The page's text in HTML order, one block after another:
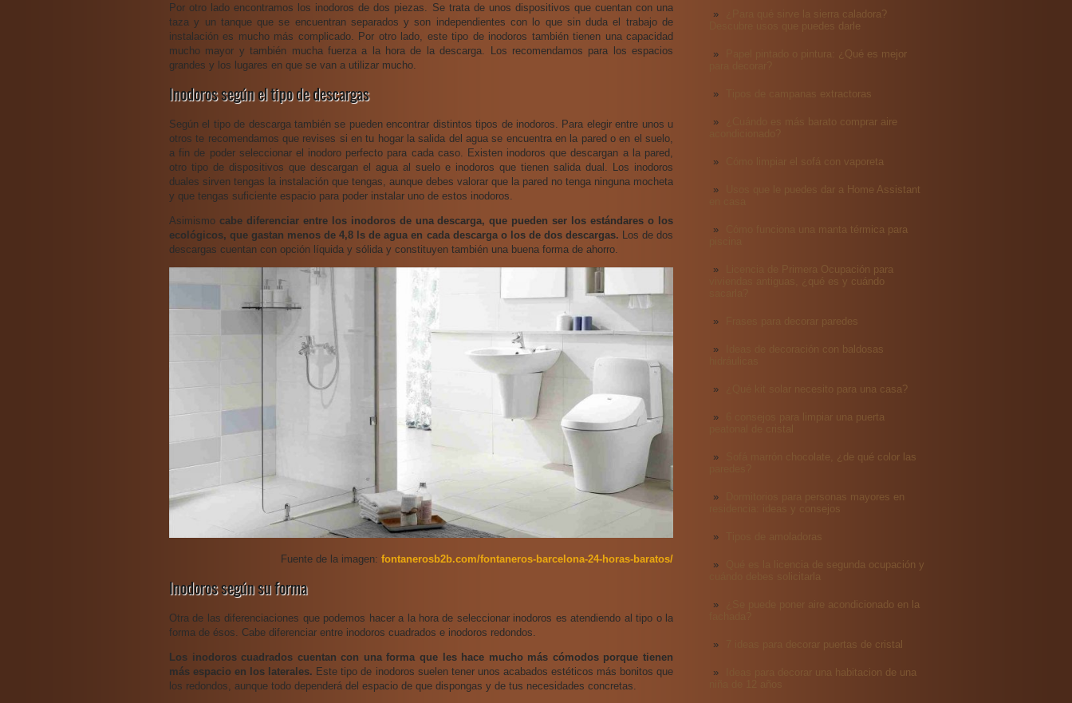
¿Para qué sirve la sierra caladora?
Descubre usos que puedes darle
Papel pintado o pintura: ¿Qué es mejor
Tipos de campanas extractoras
¿Cuándo es más barato comprar aire
Cómo limpiar el sofá con vaporeta
Usos que le puedes dar a Home Assistant
Cómo funciona una manta térmica para
Licencia de Primera Ocupación para
viviendas antiguas, ¿qué es y cuándo
Frases para decorar paredes
Ideas de decoración con baldosas
¿Qué kit solar necesito para una casa?
6 consejos para limpiar una puerta
Sofá marrón chocolate, ¿de qué color las
Dormitorios para personas mayores en
residencia: ideas y consejos
Tipos de amoladoras
Qué es la licencia de segunda ocupación y
cuándo debes solicitarla
¿Se puede poner aire acondicionado en la
7 ideas para decorar puertas de cristal
Ideas para decorar una habitacion de una
Por otro lado encontramos los inodoros de dos piezas. Se trata de unos dispositivos que cuentan con una
taza y un tanque que se encuentran separados y son independientes con lo que sin duda el trabajo de
instalación es mucho más complicado. Por otro lado, este tipo de inodoros también tienen una capacidad
mucho mayor y también mucha fuerza a la hora de la descarga. Los recomendamos para los espacios
grandes y los lugares en que se van a utilizar mucho.
Inodoros según el tipo de descargas
Según el tipo de descarga también se pueden encontrar distintos tipos de inodoros. Para elegir entre unos u
otros te recomendamos que revises si en tu hogar la salida del agua se encuentra en la pared o en el suelo,
a fin de poder seleccionar el inodoro perfecto para cada caso. Existen inodoros que descargan a la pared,
otro tipo de dispositivos que descargan el agua al suelo e inodoros que tienen salida dual. Los inodoros
duales sirven tengas la instalación que tengas, aunque debes valorar que la pared no tenga ninguna mocheta
y que tengas suficiente espacio para poder instalar uno de estos inodoros.
Asimismo cabe diferenciar entre los inodoros de una descarga, que pueden ser los estándares o los
ecológicos, que gastan menos de 4,8 ls de agua en cada descarga o los de dos descargas. Los de dos
descargas cuentan con opción líquida y sólida y constituyen también una buena forma de ahorro.
Fuente de la imagen: fontanerosb2b.com/fontaneros-barcelona-24-horas-baratos/
Inodoros según su forma
Otra de las diferenciaciones que podemos hacer a la hora de seleccionar inodoros es atendiendo al tipo o la
forma de ésos. Cabe diferenciar entre inodoros cuadrados e inodoros redondos.
Los inodoros cuadrados cuentan con una forma que les hace mucho más cómodos porque tienen
más espacio en los laterales. Este tipo de inodoros suelen tener unos acabados estéticos más bonitos que
los redondos, aunque todo dependerá del espacio de que dispongas y de tus necesidades concretas.